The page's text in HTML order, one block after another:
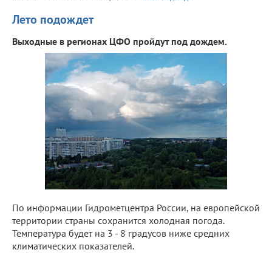
Лето подождет
Выходные в регионах ЦФО пройдут под дождем.
По информации Гидрометцентра России, на европейской
территории страны сохранится холодная погода.
Температура будет на 3 - 8 градусов ниже средних
климатических показателей.